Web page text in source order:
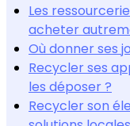
Les
acheter
Où donner ses
Recycler ses
les déposer ?
Recycler son